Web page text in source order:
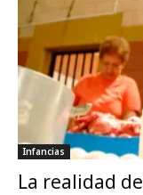
Infancias
La realidad